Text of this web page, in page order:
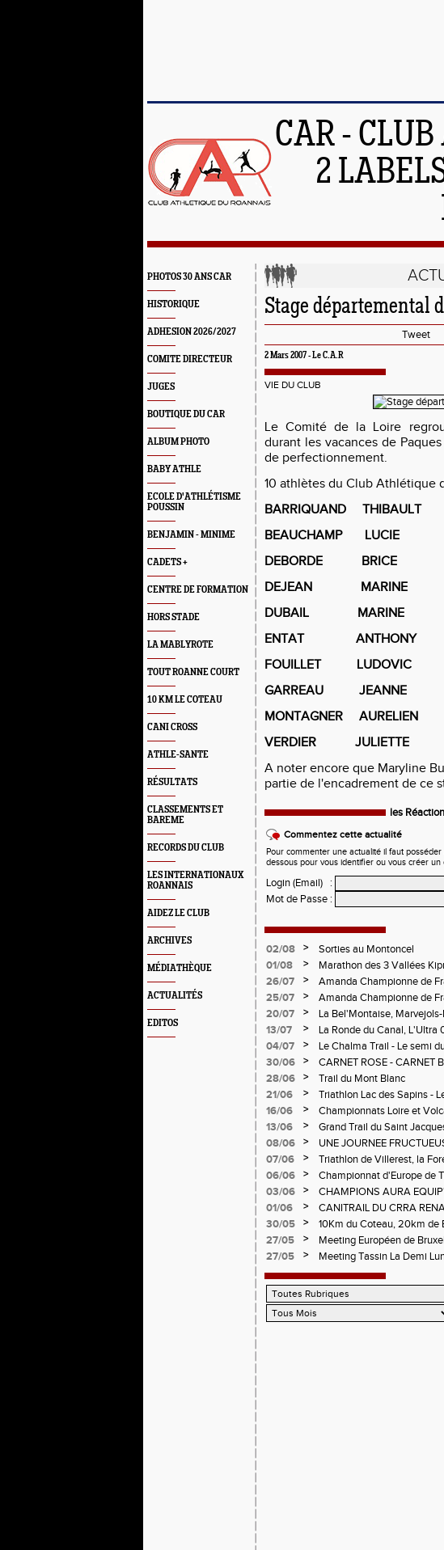
CAR -
2
PHOTOS 30 ANS CAR
HISTORIQUE
ADHESION 2026/2027
COMITE DIRECTEUR
JUGES
BOUTIQUE DU CAR
ALBUM PHOTO
BABY ATHLE
ECOLE D'ATHLÉTISME
POUSSIN
BENJAMIN - MINIME
CADETS +
CENTRE DE FORMATION
HORS STADE
LA MABLYROTE
TOUT ROANNE COURT
10 KM LE COTEAU
CANI CROSS
ATHLE-SANTE
RÉSULTATS
CLASSEMENTS ET
BAREME
RECORDS DU CLUB
LES INTERNATIONAUX
ROANNAIS
AIDEZ LE CLUB
ARCHIVES
MÉDIATHÈQUE
ACTUALITÉS
EDITOS
Stage départemental
Tweet
2 Mars 2007 -Le C.A.R
VIE DU CLUB
Le Comité de la Loire
durant les vacances de
de perfectionnement.
10 athlètes du Club Athlétique
BARRIQUAND THIBAULT
BEAUCHAMP LUCIE
DEBORDE BRICE
DEJEAN MARINE
DUBAIL MARINE
ENTAT ANTHONY
FOUILLET LUDOVIC
GARREAU JEANNE
MONTAGNER AURELIEN
VERDIER JULIETTE
A noter encore que Maryline
partie de l'encadrement de ce
les
Commentez cette actualité
Pour commenter une actualité il faut
dessous pour vous identifier ou vous créer un
Login (Email)
:
Mot de Passe :
02/08 >
Sorties au Montoncel
01/08
>
Marathon des 3 Vallées
Verticale d'Orcières, St
26/07 >
Amanda Championne de
25/07
>
Amanda Championne de
20/07
>
La Bel'Montaise,
13/07
>
La Ronde du Canal, L'Ultra
04/07
>
Le Chalma Trail - Le semi
Cublize - Les Passerelles
Pralognon La Vanoise
30/06 >
CARNET ROSE - CARNET
28/06
>
Trail du Mont Blanc
21/06
>
Triathlon Lac des Sapins -
16/06
>
Championnats Loire et
13/06
>
Grand Trail du Saint
d'Andrézieux-Bouthéon
08/06 >
UNE JOURNEE
CHAMPIONNATS DE LA
07/06 >
Triathlon de Villerest, la
Circuit de la Sure, Tour du
06/06 >
Championnat d'Europe de
03/06
>
CHAMPIONS AURA
01/06
>
CANITRAIL DU CRRA
30/05
>
10Km du Coteau, 20km de
Pilatrail
27/05 >
Meeting Européen de
27/05
> Meeting Tassin La Demi